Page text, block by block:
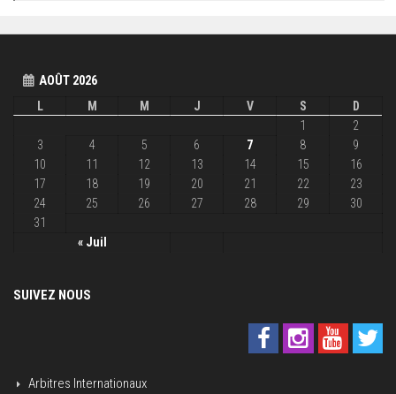
AOÛT 2026
L
M M J V S D
« Juil
1
2
3
4 5 6 7 8
9
10
11 12 13 14 15
16
17
18 19 20 21 22
23
24
25 26 27 28 29
30
31
SUIVEZ NOUS
Arbitres Internationaux